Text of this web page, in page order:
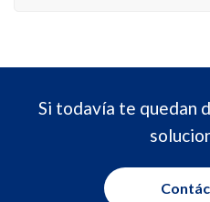
Si todavía te quedan